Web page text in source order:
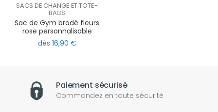
SACS DE CHANGE ET TOTE-
BAGS
Sac de Gym brodé fleurs
rose personnalisable
dès 16,90 €
Paiement sécurisé
Commandez en toute sécurité